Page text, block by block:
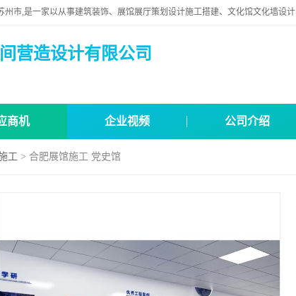
营造设计有限公司
商机 企业视频 公司介绍
工 > 合肥展馆施工 党史馆